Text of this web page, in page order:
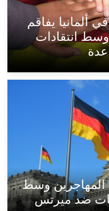
ألمانيا يفاقم
وسط انتقادات
المهاجرين وسط
ضد ميرتس